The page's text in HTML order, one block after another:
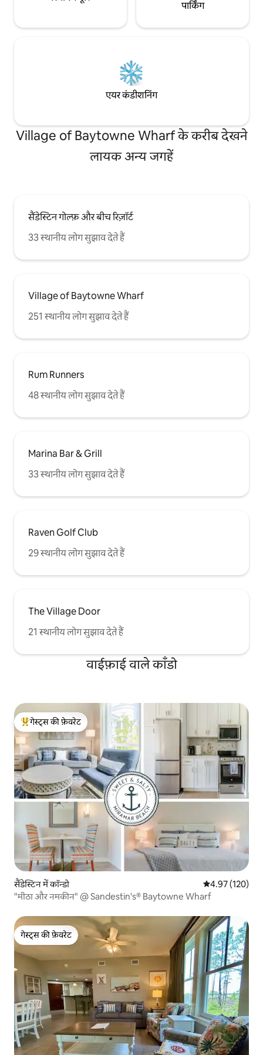
पार्किंग
एयर कंडीशनिंग
Village of Baytowne Wharf के करीब देखने
लायक अन्य जगहें
सैंडेस्टिन गोल्फ़ और बीच रिज़ॉर्ट
33 स्थानीय लोग सुझाव देते हैं
Village of Baytowne Wharf
251 स्थानीय लोग सुझाव देते हैं
Rum Runners
48 स्थानीय लोग सुझाव देते हैं
Marina Bar & Grill
33 स्थानीय लोग सुझाव देते हैं
Raven Golf Club
29 स्थानीय लोग सुझाव देते हैं
The Village Door
21 स्थानीय लोग सुझाव देते हैं
वाईफ़ाई वाले काँडो
गेस्ट्स का टॉप फ़ेवरेट
गेस्ट्स की फ़ेवरेट
सैंडेस्टिन में कॉन्डो औसत रेटिंग 5 में से
4.97 (120)
"मीठा और नमकीन" @ Sandestin's® Baytowne Wharf
गेस्ट्स की फ़ेवरेट
गेस्ट्स की फ़ेवरेट